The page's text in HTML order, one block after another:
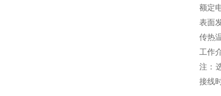
额定
表面
传热
工作
注：
接线